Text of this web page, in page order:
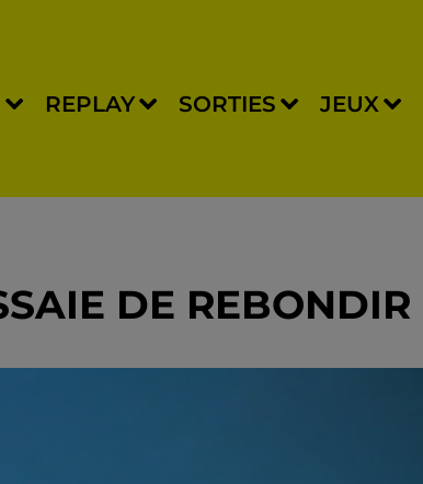
REPLAY SORTIES JEUX
DE REBONDIR